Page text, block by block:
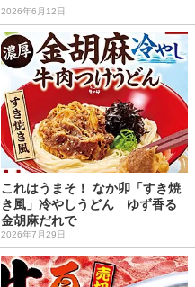
2026年6月12日
これはうまそ！ なか卯「すき焼
き風」冷やしうどん ゆず香る
金胡麻だれで
2026年7月29日